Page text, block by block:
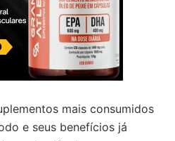
mais consumidos
e seus benefícios já